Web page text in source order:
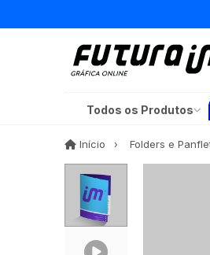
Todos os Produtos
Início InícioFolders e